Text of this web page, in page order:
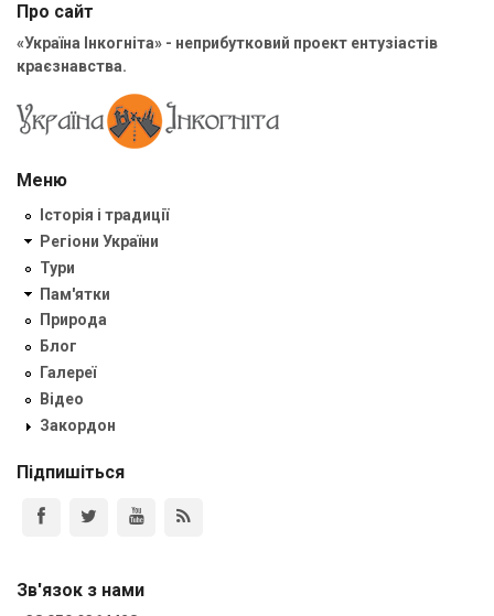
Про сайт
«Україна Інкогніта» - неприбутковий проект ентузіастів
краєзнавства.
Меню
Історія і традиції
Регіони України
Тури
Пам'ятки
Природа
Блог
Галереї
Відео
Закордон
Підпишіться
Зв'язок з нами